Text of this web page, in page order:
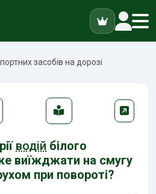
засобів на дорозі
водій білого
виїжджати на смугу
при повороті?